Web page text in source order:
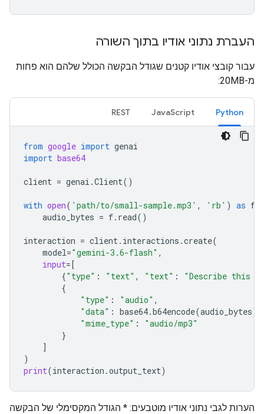
העברת נתוני אודיו בתוך השורה
עבור קובצי אודיו קטנים שגודל הבקשה הכולל שלהם הוא פחות
מ-20MB:
Python
JavaScript
REST
from google import genai
import base64
client = genai .Client()
with open( 'path/to/small-sample.mp3' , 'rb' ) as f
audio_bytes = f. read()
interaction = client . interactions .create(
model="gemini-3.6-flash" ,
input=[
{"type" : "text" , "text" :
"Describe this
{
"type" : "audio" ,
"data" : base64.b64encode(audio_bytes)
"mime_type" :
"audio/mp3"
}
]
)
print(interaction .output_text)
הערות לגבי נתוני אודיו מוטבעים: * הגודל המקסימלי של הבקשה